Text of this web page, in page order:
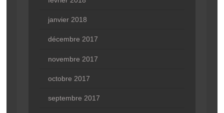
janvier 2018
décembre 2017
novembre 2017
octobre 2017
septembre 2017